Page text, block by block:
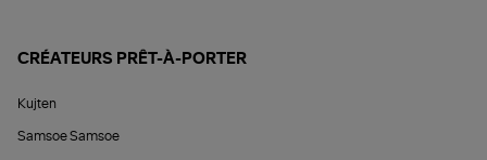
CRÉATEURS PRÊT-À-PORTER
Kujten
Samsoe Samsoe